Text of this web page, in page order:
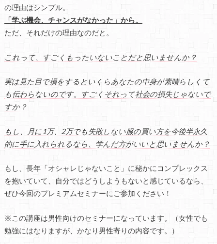
の理由はシンプル。
「学ぶ機会、チャンスがなかった」から。
ただ、それだけの理由なのだと。
これって、すごくもったいないことだと思いませんか？
実は見た目で損をするといくらあなたの中身が素晴らしくて
も伝わらないのです。すごくそれって社会の損失じゃないで
すか？
もし、月に1万、2万でも失敗しない服の買い方を今後半永久
的に手に入れられるなら、学んだ方がいいと思いませんか？
もし、長年「オシャレじゃないこと」に秘かにコンプレックス
を抱いていて、自分ではどうしようもないと感じているなら、
ぜひ今回のプレミアムセミナーにご参加ください！
※この講座は男性向けのセミナーになっています。（女性でも
勉強にはなりますが、かなり男性寄りの内容です。）